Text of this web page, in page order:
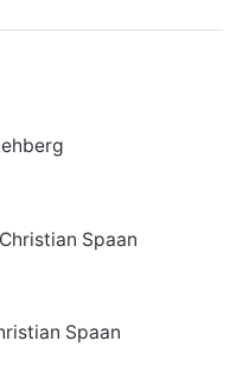
Spaan
Spaan